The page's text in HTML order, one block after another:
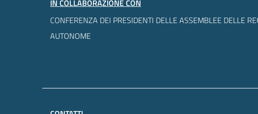
IN COLLABORAZIONE CON
CONFERENZA DEI PRESIDENTI DELLE ASSEMBLEE DELLE
AUTONOME